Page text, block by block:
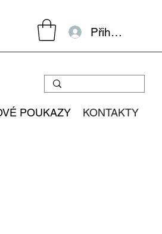
Přihlásit se
POUKAZY KONTAKTY